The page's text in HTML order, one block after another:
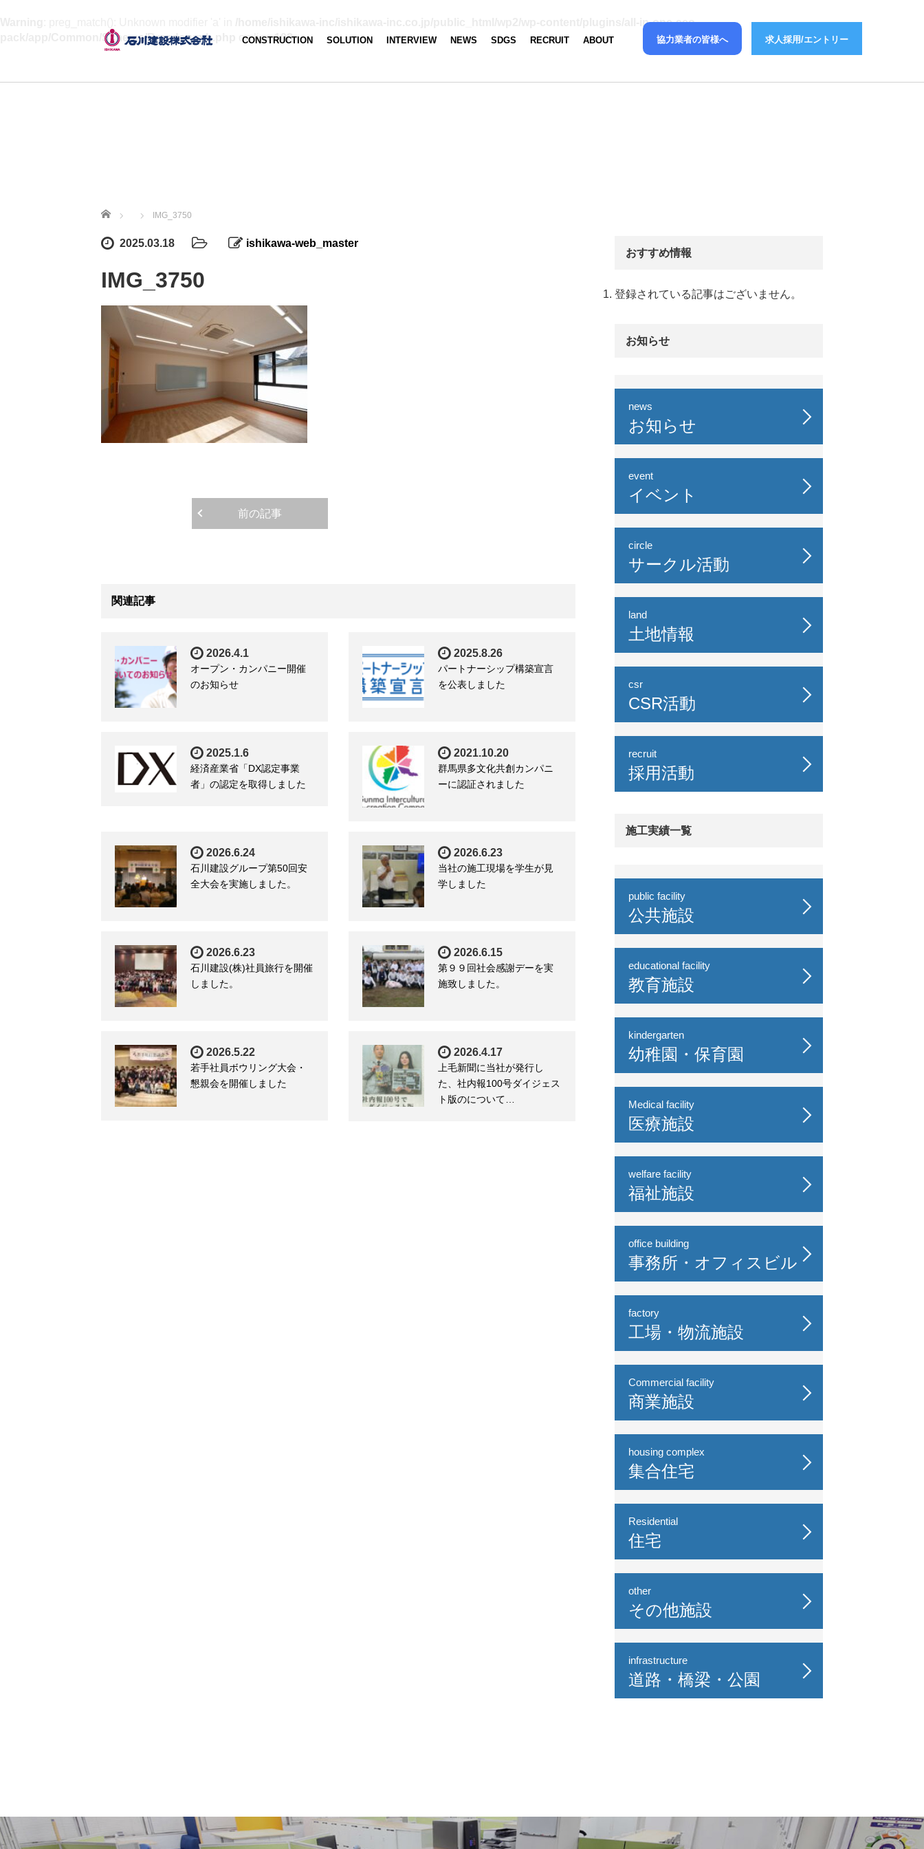
/home/ishikawa-inc/ishikawa-inc.co.jp/public_html/wp2/wp-content/plugins/all-in-one-seo-
pack/app/Common/Schema/Breadcrumb.php
on line108
CONSTRUCTION SOLUTION INTERVIEW NEWS SDGS RECRUIT ABOUT 協力業者の皆様へ 求人採用/エントリー
ホーム IMG_3750
2025.03.18 ishikawa-web_master
IMG_3750
前の記事
関連記事
2026.4.1
オープン・カンパニー開催
のお知らせ
2025.8.26
パートナーシップ構築宣言
を公表しました
2025.1.6
経済産業省「DX認定事業
者」の認定を取得しました
2021.10.20
群馬県多文化共創カンパニ
ーに認証されました
2026.6.24
石川建設グループ第50回安
全大会を実施しました。
2026.6.23
当社の施工現場を学生が見
学しました
2026.6.23
石川建設(株)社員旅行を開催
しました。
2026.6.15
第９９回社会感謝デーを実
施致しました。
2026.5.22
若手社員ボウリング大会・
懇親会を開催しました
2026.4.17
上毛新聞に当社が発行し
た、社内報100号ダイジェス
ト版のについて…
おすすめ情報
登録されている記事はございません。
お知らせ
news
お知らせ
event
イベント
circle
サークル活動
land
土地情報
csr
CSR活動
recruit
採用活動
施工実績一覧
public facility
公共施設
educational facility
教育施設
kindergarten
幼稚園・保育園
Medical facility
医療施設
welfare facility
福祉施設
office building
事務所・オフィスビル
factory
工場・物流施設
Commercial facility
商業施設
housing complex
集合住宅
Residential
住宅
other
その他施設
infrastructure
道路・橋梁・公園